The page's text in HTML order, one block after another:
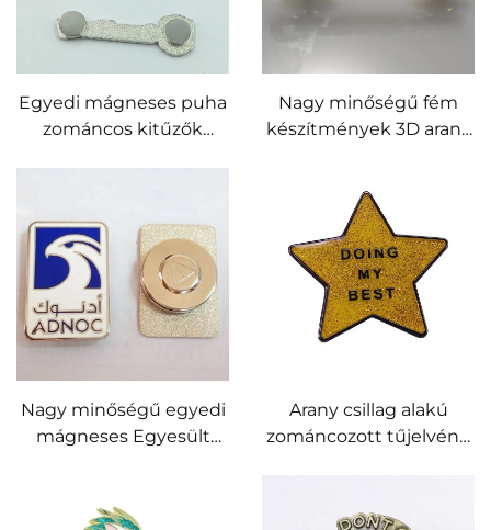
Egyedi mágneses puha
zománcos kitűzők
Nagy minőségű fém
készítmények 3D arany
Nagy minőségű egyedi
mágneses Egyesült
jelvény
Arany csillag alakú
zománcozott tűjelvény,
gyantás domború